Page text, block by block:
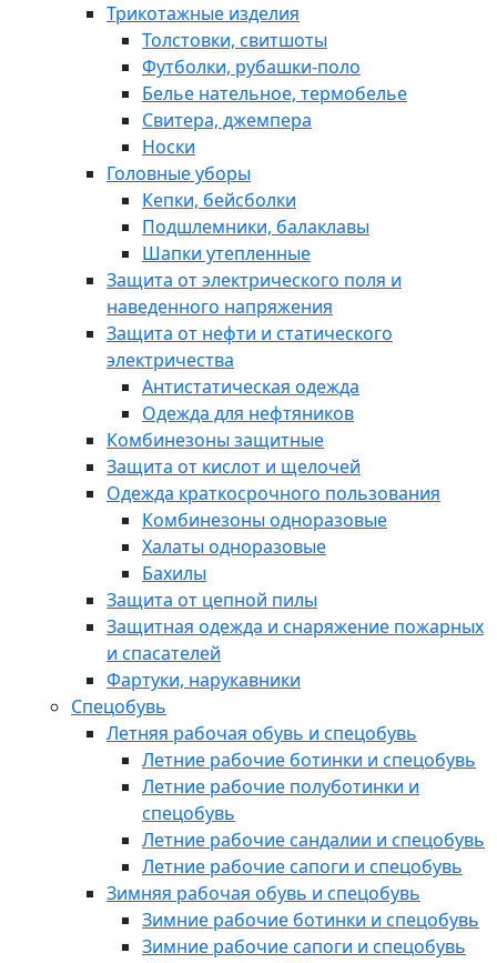
Трикотажные изделия
Толстовки, свитшоты
Футболки, рубашки-поло
Белье нательное, термобелье
Свитера, джемпера
Носки
Головные уборы
Кепки, бейсболки
Подшлемники, балаклавы
Шапки утепленные
Защита от электрического поля и
наведенного напряжения
Защита от нефти и статического
электричества
Антистатическая одежда
Одежда для нефтяников
Комбинезоны защитные
Защита от кислот и щелочей
Одежда краткосрочного пользования
Комбинезоны одноразовые
Халаты одноразовые
Бахилы
Защита от цепной пилы
Защитная одежда и снаряжение пожарных
и спасателей
Фартуки, нарукавники
Спецобувь
Летняя рабочая обувь и спецобувь
Летние рабочие ботинки и спецобувь
Летние рабочие полуботинки и
спецобувь
Летние рабочие сандалии и спецобувь
Летние рабочие сапоги и спецобувь
Зимняя рабочая обувь и спецобувь
Зимние рабочие ботинки и спецобувь
Зимние рабочие сапоги и спецобувь